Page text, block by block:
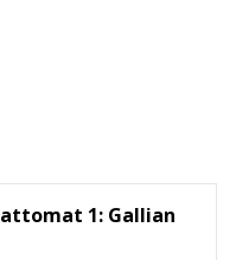
1: Gallian